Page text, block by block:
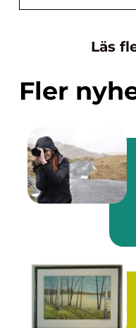
Läs
Fler